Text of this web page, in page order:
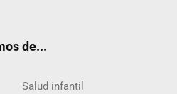
de...
Salud infantil